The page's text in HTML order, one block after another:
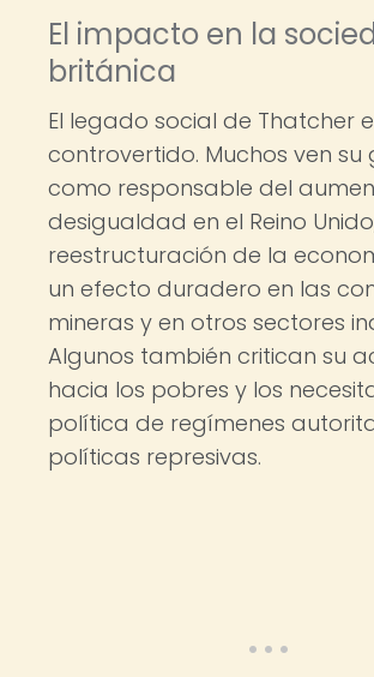
El impacto en la
británica
El legado social de Thatcher
controvertido. Muchos ven su
como responsable del
desigualdad en el Reino
reestructuración de la
un efecto duradero en las
mineras y en otros sectores
Algunos también critican su
hacia los pobres y los
política de regímenes
políticas represivas.